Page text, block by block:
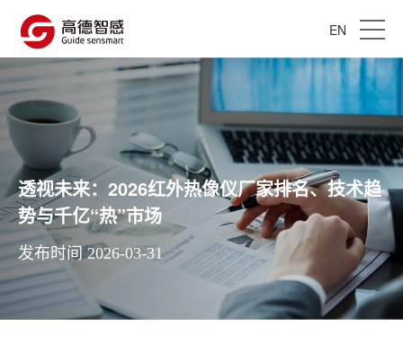
EN
透视未来：2026红外热像仪厂家排名、技术趋
势与千亿“热”市场
发布时间 2026-03-31